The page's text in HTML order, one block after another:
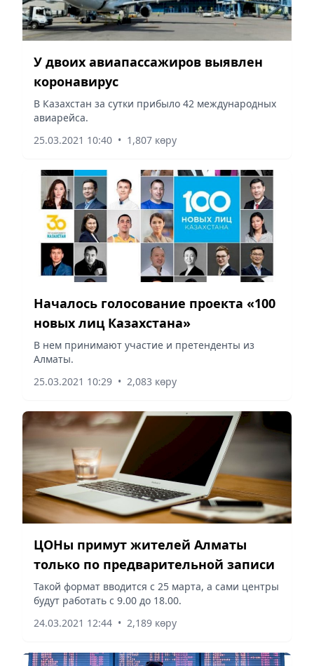
У двоих авиапассажиров выявлен
коронавирус
В Казахстан за сутки прибыло 42 международных
авиарейса.
25.03.2021 10:40 • 1,807 көру
Началось голосование проекта «100
новых лиц Казахстана»
В нем принимают участие и претенденты из
Алматы.
25.03.2021 10:29 • 2,083 көру
ЦОНы примут жителей Алматы
только по предварительной записи
Такой формат вводится с 25 марта, а сами центры
будут работать с 9.00 до 18.00.
24.03.2021 12:44 • 2,189 көру